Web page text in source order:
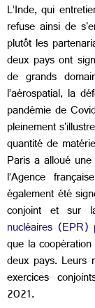
L’Inde,qui
refuse ainsi de
plutôt les
deux pays ont
de grands
l’aérospatial, la
pandémie de
pleinement
quantité de
Paris a alloué
l’Agence
également été
conjoint et sur
nucléaires
que la
deux pays. Leurs
exercices
2021.